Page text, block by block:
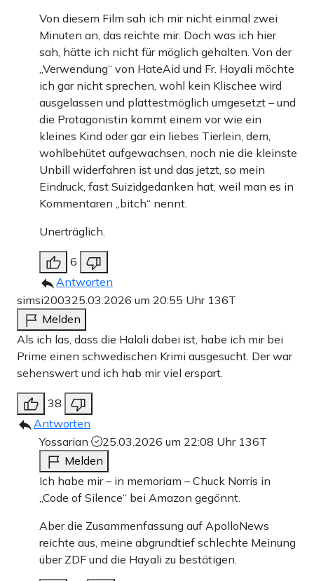
Von diesem Film sah ich mir nicht einmal zwei
Minuten an, das reichte mir. Doch was ich hier
sah, hätte ich nicht für möglich gehalten. Von der
„Verwendung“ von HateAid und Fr. Hayali möchte
ich gar nicht sprechen, wohl kein Klischee wird
ausgelassen und plattestmöglich umgesetzt – und
die Protagonistin kommt einem vor wie ein
kleines Kind oder gar ein liebes Tierlein, dem,
wohlbehütet aufgewachsen, noch nie die kleinste
Unbill widerfahren ist und das jetzt, so mein
Eindruck, fast Suizidgedanken hat, weil man es in
Kommentaren „bitch“ nennt.
Unerträglich.
6
Antworten
simsi200325.03.2026 um 20:55 Uhr 136T
Melden
Als ich las, dass die Halali dabei ist, habe ich mir bei
Prime einen schwedischen Krimi ausgesucht. Der war
sehenswert und ich hab mir viel erspart.
38
Antworten
Yossarian
25.03.2026 um 22:08 Uhr 136T
Melden
Ich habe mir – in memoriam – Chuck Norris in
„Code of Silence“ bei Amazon gegönnt.
Aber die Zusammenfassung auf ApolloNews
reichte aus, meine abgrundtief schlechte Meinung
über ZDF und die Hayali zu bestätigen.